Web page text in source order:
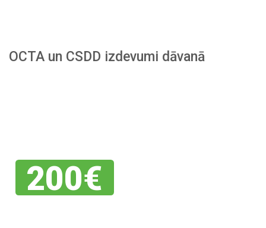
OCTA un CSDD izdevumi dāvanā
200€